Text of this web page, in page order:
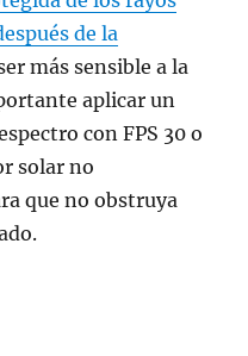
de la
más sensible a la
aplicar un
con FPS 30 o
solar no
que no obstruya